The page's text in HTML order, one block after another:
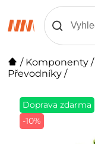
/ Komponenty /
Převodníky /
Doprava zdarma
-10%